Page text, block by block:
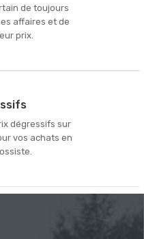
de toujours
affaires et de
prix.
dégressifs sur
vos achats en